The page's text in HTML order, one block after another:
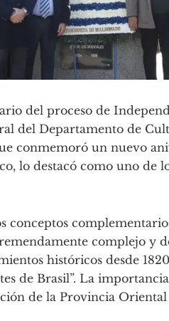
del proceso de
del Departamento de
conmemoró un nuevo
lo destacó como uno de
conceptos
complejo y
históricos desde
de Brasil”. La
de la Provincia